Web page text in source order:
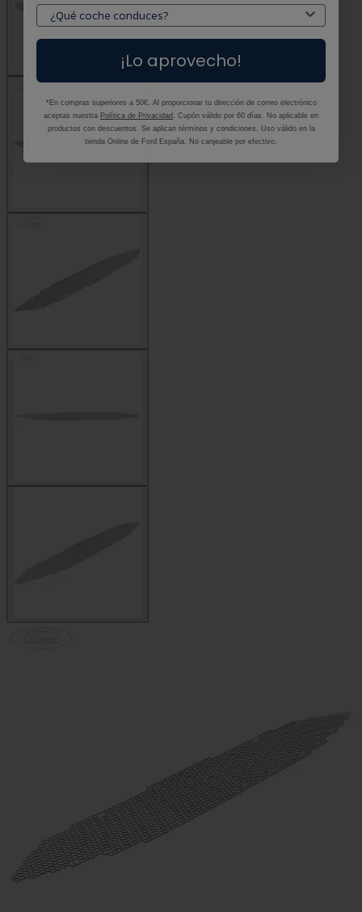
¡Lo aprovecho!
*En compras superiores a 50€. Al proporcionar tu dirección de correo electrónico
aceptas nuestra Política de Privacidad . Cupón válido por 60 días. No aplicable en
productos con descuentos. Se aplican términos y condiciones. Uso válido en la
tienda Online de Ford España. No canjeable por efectivo.